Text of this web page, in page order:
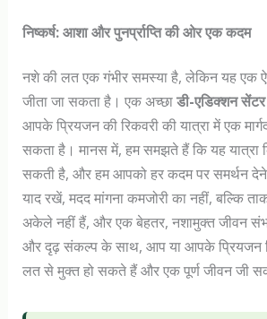
निष्कर्ष: आशा और पुनर्प्राप्ति की ओर एक कदम
नशे की लत एक गंभीर समस्या है, लेकिन यह एक
जीता जा सकता है। एक अच्छाडी-एडिक्शन सेंटर
आपके प्रियजन की रिकवरी की यात्रा में एक
सकता है। मानस में, हम समझते हैं कि यह यात्रा
सकती है, और हम आपको हर कदम पर समर्थन देने
याद रखें, मदद मांगना कमजोरी का नहीं, बल्कि
अकेले नहीं हैं, और एक बेहतर, नशामुक्त जीवन
और दृढ़ संकल्प के साथ, आप या आपके प्रियजन
लत से मुक्त हो सकते हैं और एक पूर्ण जीवन जी